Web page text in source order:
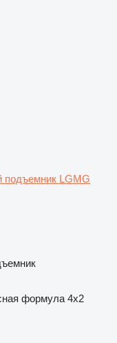
подъемник LGMG
формула 4x2